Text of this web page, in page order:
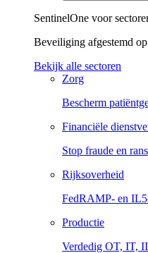
SentinelOne voor
Beveiliging afgestemd
Bekijk alle sectoren
Zorg
Bescherm
Financiële
Stop fraude en
Rijksoverheid
FedRAMP- en
Productie
Verdedig OT, IT,